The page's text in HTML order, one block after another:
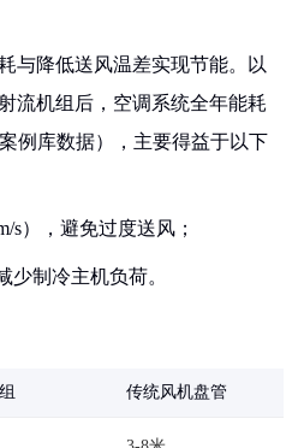
与降低送风温差实现节能。以
流机组后，空调系统全年能耗
例库数据），主要得益于以下
s），避免过度送风；
制冷主机负荷。
传统风机盘管